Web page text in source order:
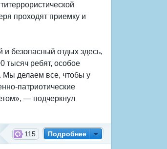
проходят приемку и
безопасный отдых здесь,
тысяч ребят, особое
Мы делаем все, чтобы у
патриотические
— подчеркнул
Подробнее
115